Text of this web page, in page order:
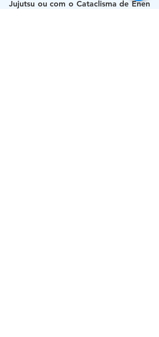
Jujutsu ou com o Cataclisma de Enen